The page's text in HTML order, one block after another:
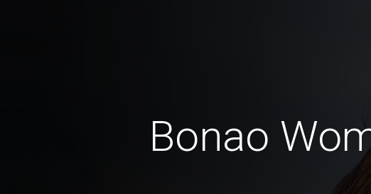
Bonao